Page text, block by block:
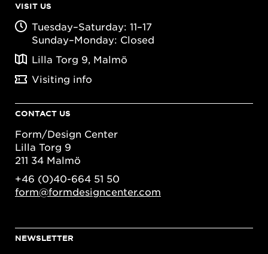
VISIT US
Tuesday–Saturday: 11–17
Sunday–Monday: Closed
Lilla Torg 9, Malmö
Visiting info
CONTACT US
Form/Design Center
Lilla Torg 9
211 34 Malmö
+46 (0)40-664 51 50
form@formdesigncenter.com
NEWSLETTER